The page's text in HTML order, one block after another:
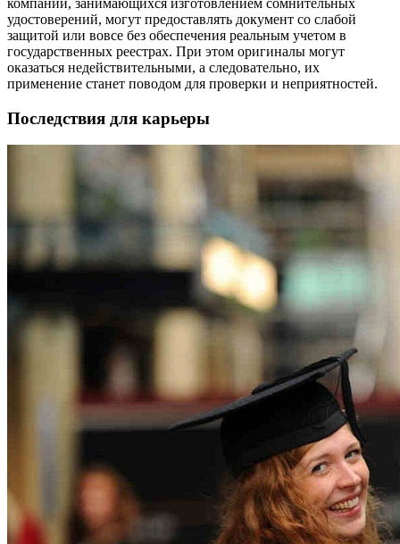
компаний, занимающихся изготовлением сомнительных
удостоверений, могут предоставлять документ со слабой
защитой или вовсе без обеспечения реальным учетом в
государственных реестрах. При этом оригиналы могут
оказаться недействительными, а следовательно, их
применение станет поводом для проверки и неприятностей.
Последствия для карьеры